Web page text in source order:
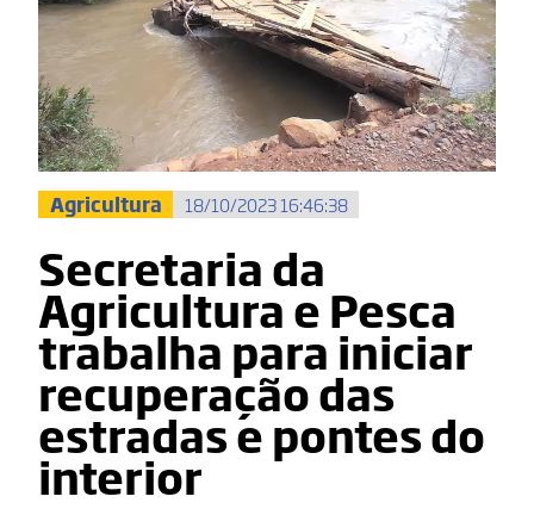
Agricultura 18/10/2023 16:46:38
Secretaria da
Agricultura e Pesca
trabalha para iniciar
recuperação das
estradas e pontes do
interior